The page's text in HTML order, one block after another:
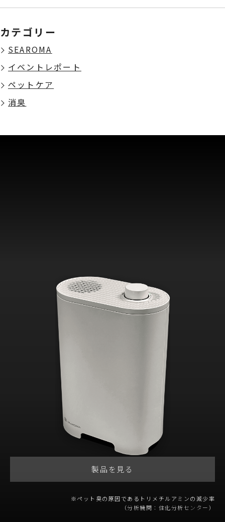
カテゴリー
SEAROMA
イベントレポート
ペットケア
消臭
製品を見る
※ペット臭の原因であるトリメチルアミンの減少率
（分析機関：住化分析センター）